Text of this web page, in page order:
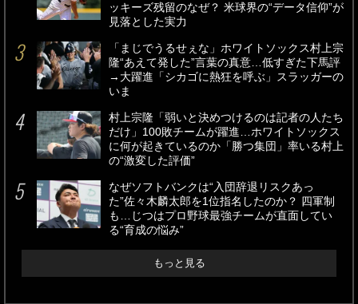
ッキーズ残留のなぜ？ 米球界の“データ信仰”が
見落とした実力
「まじでうるせぇな」ホワイトソックス村上宗
隆“あえて発した”言葉の真意…低すぎた下馬評
→大躍進「シカゴに熱狂を呼ぶ」スラッガーの
いま
村上宗隆「弱いと決めつけるのは記者の人たち
だけ」100敗チームが躍進…ホワイトソックス
に何が起きているのか「勝つ集団」率いる村上
の“激変した評価”
なぜソフトバンクは“入団辞退リスクあっ
た”佐々木麟太郎を1位指名したのか？ 四軍制
も…じつはプロ野球最強チームが直面してい
る“育成の悩み”
もっと見る